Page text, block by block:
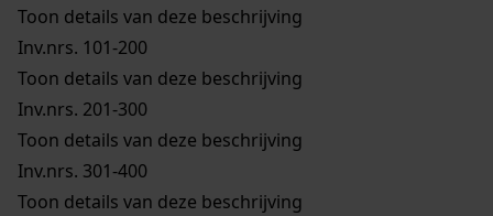
Toon details van deze beschrijving
Inv.nrs. 101-200
Toon details van deze beschrijving
Inv.nrs. 201-300
Toon details van deze beschrijving
Inv.nrs. 301-400
Toon details van deze beschrijving